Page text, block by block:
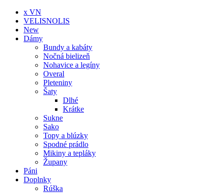
x VN
VELISNOLIS
New
Dámy
Bundy a kabáty
Nočná bielizeň
Nohavice a legíny
Overal
Pleteniny
Šaty
Dlhé
Krátke
Sukne
Sako
Topy a blúzky
Spodné prádlo
Mikiny a tepláky
Župany
Páni
Doplnky
Rúška